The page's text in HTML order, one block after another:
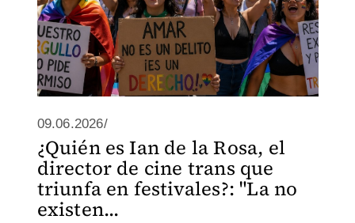
09.06.2026/
¿Quién es Ian de la Rosa, el
director de cine trans que
triunfa en festivales?: "La no
existen...